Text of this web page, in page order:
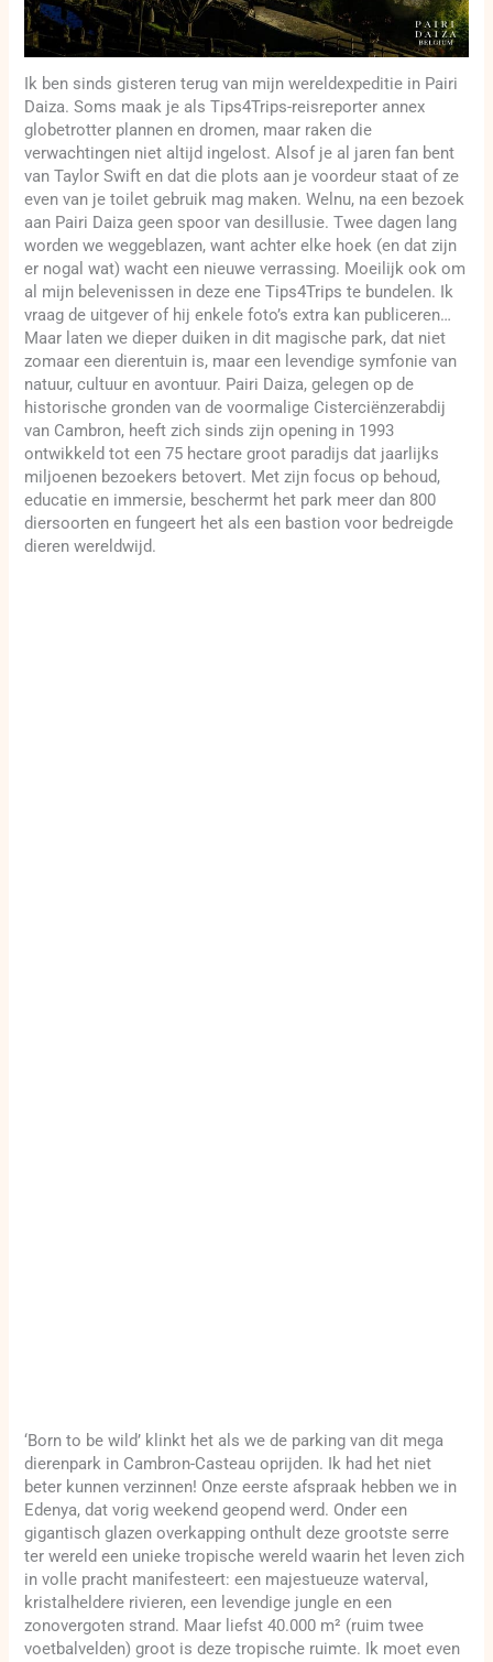
Ik ben sinds gisteren terug van mijn wereldexpeditie in Pairi
Daiza. Soms maak je als Tips4Trips-reisreporter annex
globetrotter plannen en dromen, maar raken die
verwachtingen niet altijd ingelost. Alsof je al jaren fan bent
van Taylor Swift en dat die plots aan je voordeur staat of ze
even van je toilet gebruik mag maken. Welnu, na een bezoek
aan Pairi Daiza geen spoor van desillusie. Twee dagen lang
worden we weggeblazen, want achter elke hoek (en dat zijn
er nogal wat) wacht een nieuwe verrassing. Moeilijk ook om
al mijn belevenissen in deze ene Tips4Trips te bundelen. Ik
vraag de uitgever of hij enkele foto’s extra kan publiceren…
Maar laten we dieper duiken in dit magische park, dat niet
zomaar een dierentuin is, maar een levendige symfonie van
natuur, cultuur en avontuur. Pairi Daiza, gelegen op de
historische gronden van de voormalige Cisterciënzerabdij
van Cambron, heeft zich sinds zijn opening in 1993
ontwikkeld tot een 75 hectare groot paradijs dat jaarlijks
miljoenen bezoekers betovert. Met zijn focus op behoud,
educatie en immersie, beschermt het park meer dan 800
diersoorten en fungeert het als een bastion voor bedreigde
dieren wereldwijd.
‘Born to be wild’ klinkt het als we de parking van dit mega
dierenpark in Cambron-Casteau oprijden. Ik had het niet
beter kunnen verzinnen! Onze eerste afspraak hebben we in
Edenya, dat vorig weekend geopend werd. Onder een
gigantisch glazen overkapping onthult deze grootste serre
ter wereld een unieke tropische wereld waarin het leven zich
in volle pracht manifesteert: een majestueuze waterval,
kristalheldere rivieren, een levendige jungle en een
zonovergoten strand. Maar liefst 40.000 m² (ruim twee
voetbalvelden) groot is deze tropische ruimte. Ik moet even